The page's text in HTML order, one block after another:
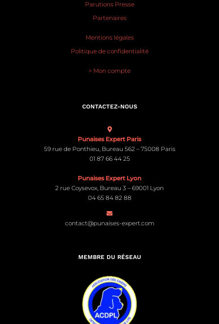
Parutions Presse
Partenaires
Mentions légales
Politique de confidentialité
> Mon compte
CONTACTEZ-NOUS
Punaises Expert Paris
59 rue de Ponthieu, Bureau 562 – 75008 Paris
01 87 66 44 25
Punaises Expert Lyon
2 rue Coysevox, Bureau 3 – 69001 Lyon
04 65 84 82 88
contact@punaises-expert.com
MEMBRE DU RÉSEAU